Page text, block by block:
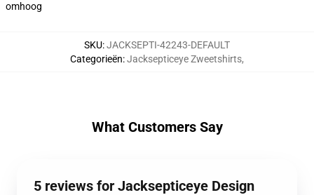
omhoog
SKU:JACKSEPTI-42243-DEFAULT
Categorieën:Jacksepticeye Zweetshirts,
What Customers Say
5 reviews for Jacksepticeye Design